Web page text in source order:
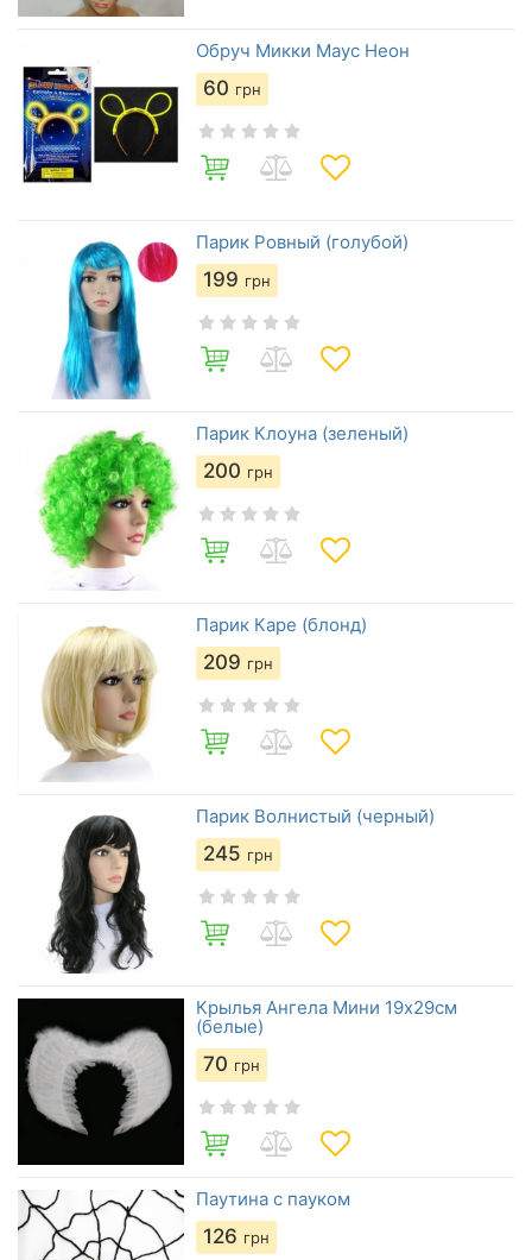
Обруч Микки Маус Неон
60 грн
Парик Ровный (голубой)
199 грн
Парик Клоуна (зеленый)
200 грн
Парик Каре (блонд)
209 грн
Парик Волнистый (черный)
245 грн
Крылья Ангела Мини 19х29см
(белые)
70 грн
Паутина с пауком
126 грн